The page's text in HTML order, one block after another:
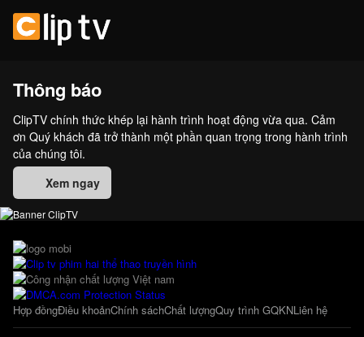
Thông báo
ClipTV chính thức khép lại hành trình hoạt động vừa qua. Cảm
ơn Quý khách đã trở thành một phần quan trọng trong hành trình
của chúng tôi.
Xem ngay
Hợp đồngĐiều khoảnChính sáchChất lượngQuy trình GQKNLiên hệ